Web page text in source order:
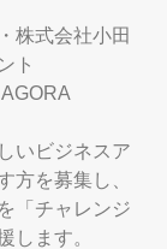
株式会社小田
ト
いビジネスア
方を募集し、
「チャレンジ
します。